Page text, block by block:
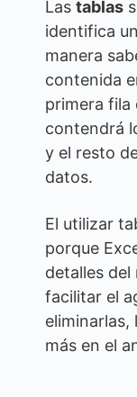
Las tablas
identifica
manera
contenida
primera fila
contendrá
y el resto
datos.
El utilizar
porque
detalles del
facilitar el
más en el